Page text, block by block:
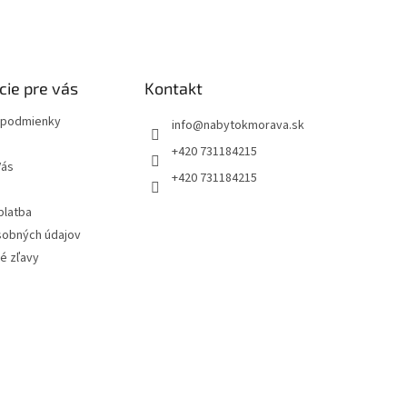
pre vás
údajov
zľavy
Kontakt
info@nabytokmorava.sk
+420 731184215
+420 731184215